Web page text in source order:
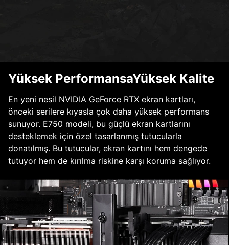
Yüksek PerformansaYüksek Kalite
En yeni nesil NVIDIA GeForce RTX ekran kartları,
önceki serilere kıyasla çok daha yüksek performans
sunuyor. E750 modeli, bu güçlü ekran kartlarını
desteklemek için özel tasarlanmış tutucularla
donatılmış. Bu tutucular, ekran kartını hem dengede
tutuyor hem de kırılma riskine karşı koruma sağlıyor.